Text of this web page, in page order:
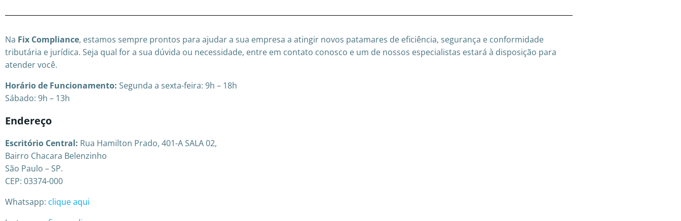
Na Fix Compliance, estamos sempre prontos para ajudar a sua empresa a atingir novos patamares de eficiência, segurança e conformidade
tributária e jurídica. Seja qual for a sua dúvida ou necessidade, entre em contato conosco e um de nossos especialistas estará à disposição para
atender você.
Horário de Funcionamento: Segunda a sexta-feira: 9h – 18h
Sábado: 9h – 13h
Endereço
Escritório Central: Rua Hamilton Prado, 401-A SALA 02,
Bairro Chacara Belenzinho
São Paulo – SP.
CEP: 03374-000
Whatsapp: clique aqui